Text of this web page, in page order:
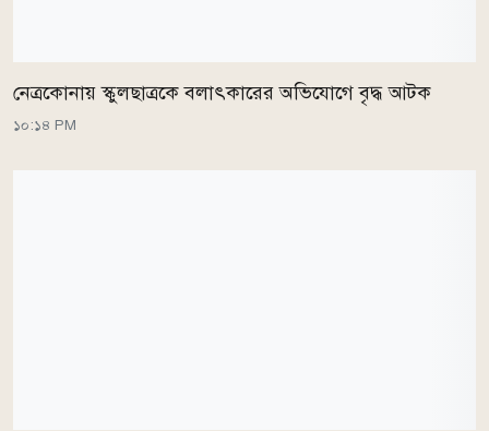
নেত্রকোনায় স্কুলছাত্রকে বলাৎকারের অভিযোগে বৃদ্ধ আটক
১০:১৪ PM